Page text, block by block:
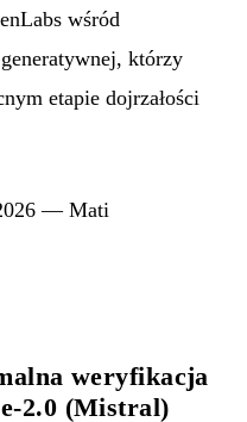
wśród
którzy
etapie dojrzałości
— Mati
weryfikacja
2.0 (Mistral)